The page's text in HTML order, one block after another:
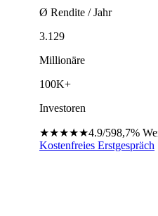
Ø Rendite / Jahr
3.129
Millionäre
100K+
Investoren
★★★★★4.9/598,7%
Kostenfreies Erstgespräch